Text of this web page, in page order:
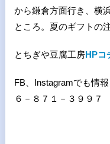
から鎌倉方面行き、横
ところ。夏のギフトの
とちぎや豆腐工房HPコ
FB、Instagramでも情
６－８７１－３９９７